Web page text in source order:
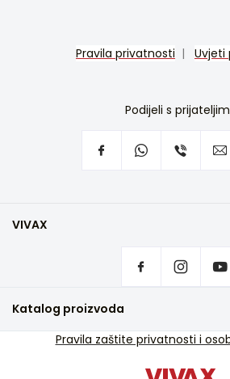
Pravila privatnosti | Uvjeti
Podijeli s
VIVAX
Česta pitanja
Servisna podrška u jamstvu
Katalog proizvoda
TV i audioPravila zaštite privatnosti i